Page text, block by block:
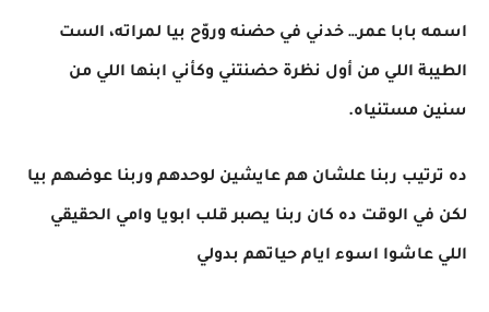
اسمه بابا عمر… خدني في حضنه وروّح بيا لمراته، الست
الطيبة اللي من أول نظرة حضنتني وكأني ابنها اللي من
سنين مستنياه.
ده ترتيب ربنا علشان هم عايشين لوحدهم وربنا عوضهم بيا
لكن في الوقت ده كان ربنا يصبر قلب ابويا وامي الحقيقي
اللي عاشوا اسوء ايام حياتهم بدولي